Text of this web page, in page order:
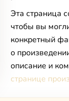
Эта страница
чтобы вы
конкретный
о
описание и
странице